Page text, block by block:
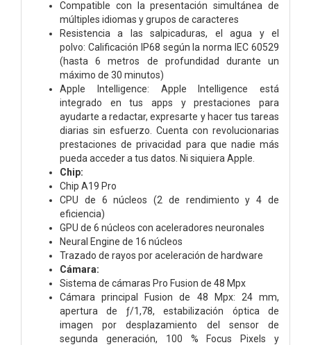
Compatible con la presentación simultánea de
múltiples idiomas y grupos de caracteres
Resistencia a las salpicaduras, el agua y el
polvo: Calificación IP68 según la norma IEC 60529
(hasta 6 metros de profundidad durante un
máximo de 30 minutos)
Apple Intelligence: Apple Intelligence está
integrado en tus apps y prestaciones para
ayudarte a redactar, expresarte y hacer tus tareas
diarias sin esfuerzo. Cuenta con revolucionarias
prestaciones de privacidad para que nadie más
pueda acceder a tus datos. Ni siquiera Apple.
Chip:
Chip A19 Pro
CPU de 6 núcleos (2 de rendi­miento y 4 de
eficiencia)
GPU de 6 núcleos con aceleradores neuronales
Neural Engine de 16 núcleos
Trazado de rayos por aceleración de hardware
Cámara:
Sistema de cámaras Pro Fusion de 48 Mpx
Cámara principal Fusion de 48 Mpx: 24 mm,
apertura de ƒ/1,78, estabilización óptica de
imagen por desplazamiento del sensor de
segunda generación, 100 % Focus Pixels y